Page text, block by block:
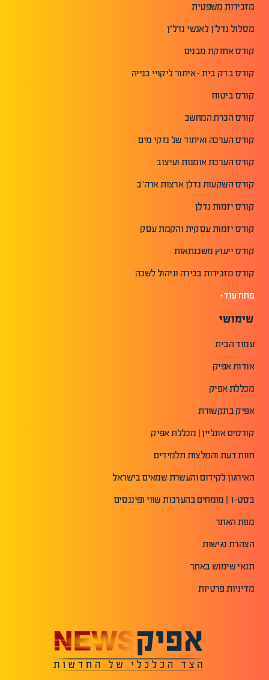
מזכירות משפטית
מסלול נדל"ן לאנשי נדל"ן
קורס אחזקת מבנים
קורס בדק בית - איתור ליקויי בנייה
קורס ביטוח
קורס הכרת המחשב
קורס הערכה ואיתור של נזקי מים
קורס הערכת אומנות ועיצוב
קורס השקעות נדלן ארצות ארה"ב
קורס יזמות נדלן
קורס יזמות עסקית והקמת עסק
קורס ייעוץ משכנתאות
קורס מזכירות בכירה וניהול לשכה
פתח עוד+
שימושי
עמוד הבית
אודות אפיק
מכללת אפיק
אפיק בתקשורת
קורסים אונליין | מכללת אפיק
חוות דעת והמלצות תלמידים
האירגון לקידום והעשרת שמאים בישראל
בסט-1 | מומחים בהערכות שווי ופיננסים
מפת האתר
הצהרת נגישות
תנאי שימוש באתר
מדיניות פרטיות